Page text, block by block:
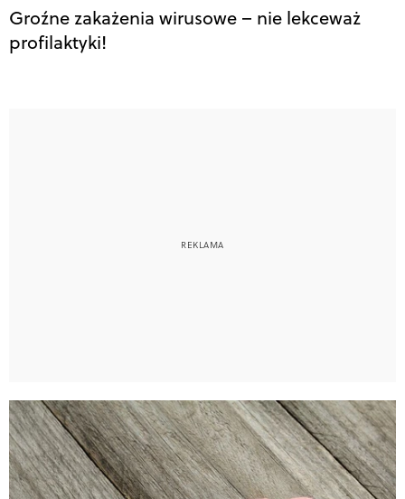
Groźne zakażenia wirusowe – nie lekceważ
profilaktyki!